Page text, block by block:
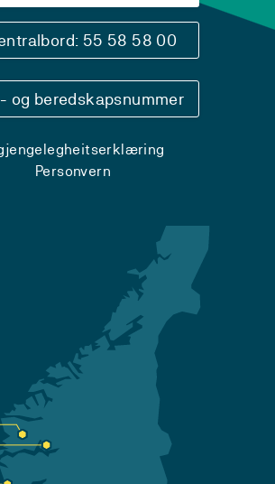
55 58 58 00
og beredskapsnummer
Personvern